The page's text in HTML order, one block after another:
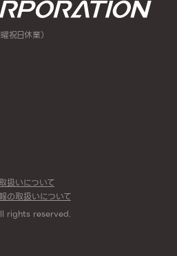
祝日休業）
扱いについて
の取扱いについて
rights reserved.